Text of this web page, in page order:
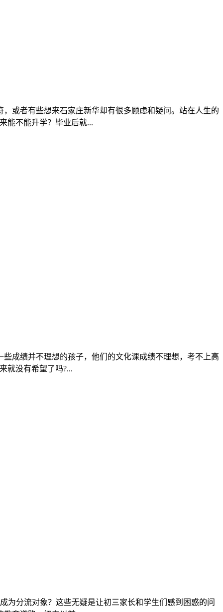
或者有些想来石家庄新华却有很多顾虑和疑问。站在人生的
能不能升学？毕业后就...
成绩并不理想的孩子，他们的文化课成绩不理想，考不上高
就没有希望了吗?...
为分流对象？这些无疑是让初三家长和学生们感到困惑的问